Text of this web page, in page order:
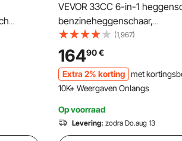
VEVOR 33CC 6-in-1
benzineheggenschaar,
onkruidverdelger,
bosmaaier, kantenmaaier,
stoksnoeischaar, kettingzaag,
met verlengstok
(1,967)
16490€
Extra 2% korting met
10K+ Weergaven Onlangs
Op voorraad
Levering: zodra Do.aug 13